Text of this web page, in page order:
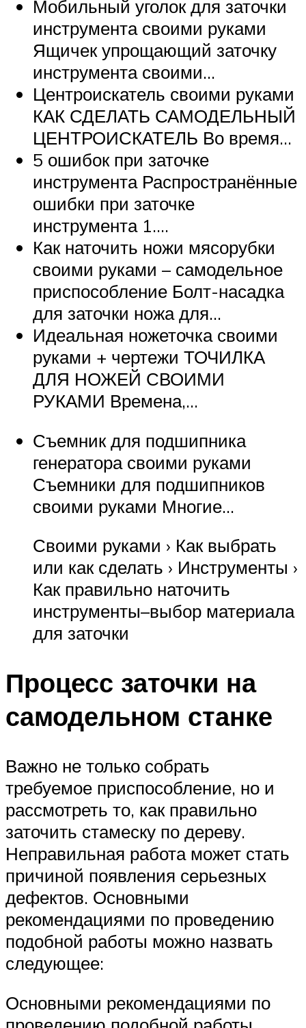
Мобильный уголок для заточки
инструмента своими руками
Ящичек упрощающий заточку
инструмента своими…
Центроискатель своими руками
КАК СДЕЛАТЬ САМОДЕЛЬНЫЙ
ЦЕНТРОИСКАТЕЛЬ Во время…
5 ошибок при заточке
инструмента Распространённые
ошибки при заточке
инструмента 1….
Как наточить ножи мясорубки
своими руками – самодельное
приспособление Болт-насадка
для заточки ножа для…
Идеальная ножеточка своими
руками + чертежи ТОЧИЛКА
ДЛЯ НОЖЕЙ СВОИМИ
РУКАМИ Времена,…
Съемник для подшипника
генератора своими руками
Съемники для подшипников
своими руками Многие…
Своими руками › Как выбрать
или как сделать › Инструменты ›
Как правильно наточить
инструменты–выбор материала
для заточки
Процесс заточки на
самодельном станке
Важно не только собрать
требуемое приспособление, но и
рассмотреть то, как правильно
заточить стамеску по дереву.
Неправильная работа может стать
причиной появления серьезных
дефектов. Основными
рекомендациями по проведению
подобной работы можно назвать
следующее:
Основными рекомендациями по